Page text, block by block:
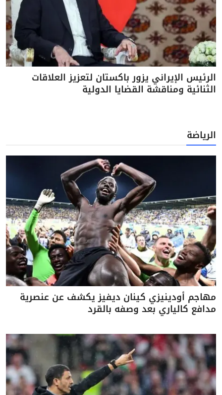
الرئيس الإيراني يزور باكستان لتعزيز العلاقات
الثنائية ومناقشة القضايا الدولية
الرياضة
مهاجم أودينيزي كينان ديفيز يكشف عن عنصرية
مدافع كالياري بعد وصفه بالقرد